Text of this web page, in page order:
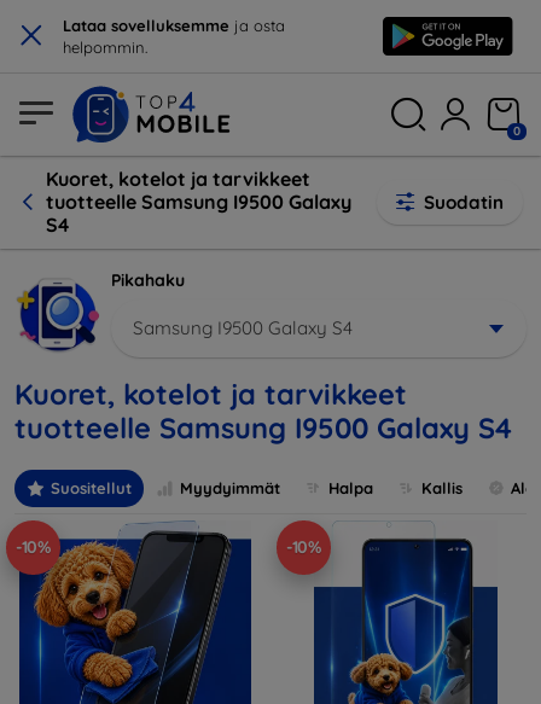
× Lataa sovelluksemme ja osta
helpommin.
0
Kuoret, kotelot ja tarvikkeet
tuotteelle Samsung I9500 Galaxy
S4
Suodatin
Pikahaku
Samsung I9500 Galaxy S4
Kuoret, kotelot ja tarvikkeet
tuotteelle Samsung I9500 Galaxy S4
Suositellut Myydyimmät Halpa Kallis
-10% -10%